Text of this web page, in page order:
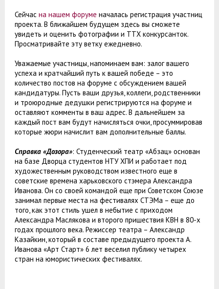
Сейчас на нашем форуме началась регистрация участниц
проекта. В ближайшем будущем здесь вы сможете
увидеть и оценить фотографии и ТТХ конкурсанток.
Просматривайте эту ветку ежедневно.
Уважаемые участницы, напоминаем вам: залог вашего
успеха и кратчайший путь к вашей победе – это
количество постов на форуме с обсуждением вашей
кандидатуры. Пусть ваши друзья, коллеги, родственники
и троюродные дедушки регистрируются на форуме и
оставляют комменты в ваш адрес. В дальнейшем за
каждый пост вам будут начисляться очки, просуммировав
которые жюри начислит вам дополнительные баллы.
Справка «Дозора»: Студенческий театр «Абзац» основан
на базе Дворца студентов НТУ ХПИ и работает под
художественным руководством известного еще в
советские времена харьковского стэмера Александра
Иванова. Он со своей командой еще при Советском Союзе
занимал первые места на фестивалях СТЭМа – еще до
того, как этот стиль ушел в небытие с приходом
Александра Маслякова и второго пришествия КВН в 80-х
годах прошлого века. Режиссер театра – Александр
Казайкин, который в составе предыдущего проекта А.
Иванова «Арт Старт» 6 лет веселил публику четырех
стран на юмористических фестивалях.